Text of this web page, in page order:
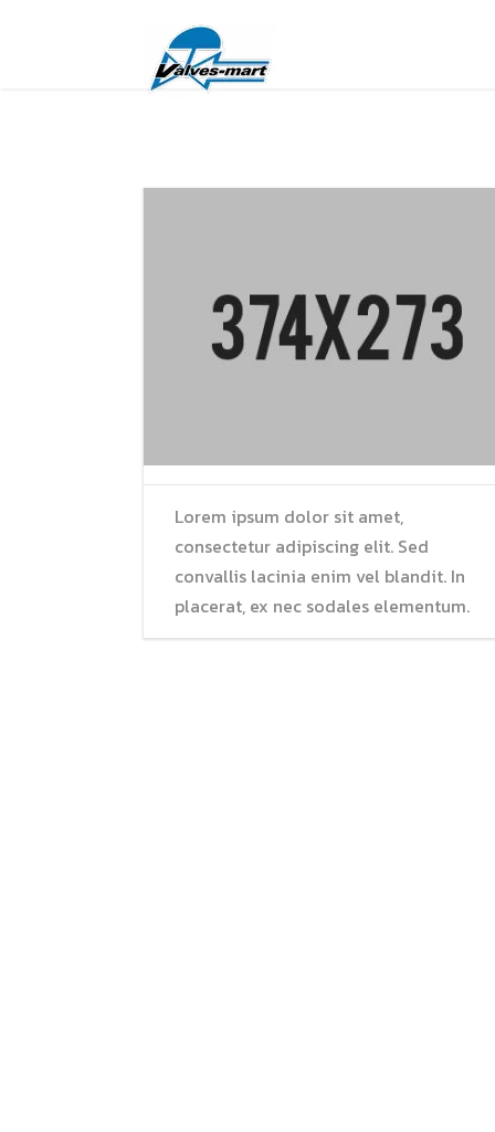
Lorem ipsum dolor sit amet,
consectetur adipiscing elit. Sed
convallis lacinia enim vel blandit. In
placerat, ex nec sodales elementum.